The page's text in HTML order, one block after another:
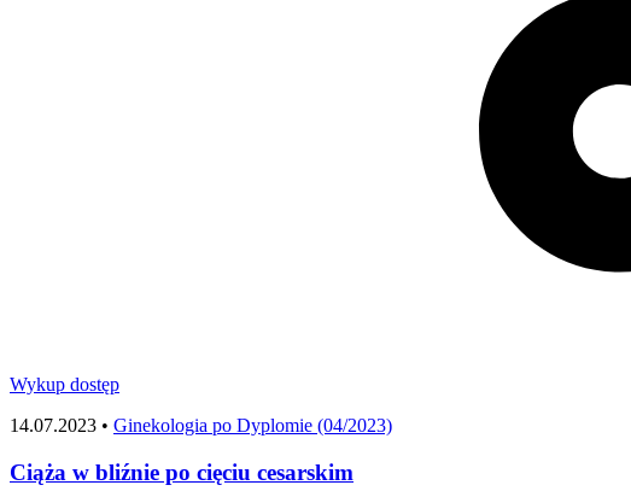
Wykup dostęp
14.07.2023 • Ginekologia po Dyplomie (04/2023)
Ciąża w bliźnie po cięciu cesarskim